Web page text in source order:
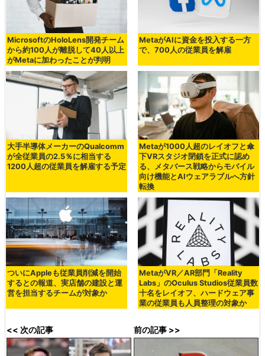
MicrosoftのHoloLens開発チーム
から約100人が離脱して40人以上
がMetaに加わったことが判明
MetaがAIに資金を投入する一方
で、700人の従業員を解雇
大手半導体メーカーのQualcomm
が全従業員の2.5％に相当する
1200人超の従業員を解雇する予定
Metaが1000人超のレイオフと傘
下VRスタジオ閉鎖を正式に認め
る、メタバース戦略からモバイル
向け機能とAIウェアラブルへ方針
転換
ついにAppleも従業員削減を開始
するとの報道、実店舗の建設と運
営を担当するチームが対象か
MetaがVR／AR部門「Reality
Labs」のOculus Studios従業員数
十名をレイオフ、ハードウェア事
業の従業員も人員整理の対象か
<< 次の記事 前の記事 >>